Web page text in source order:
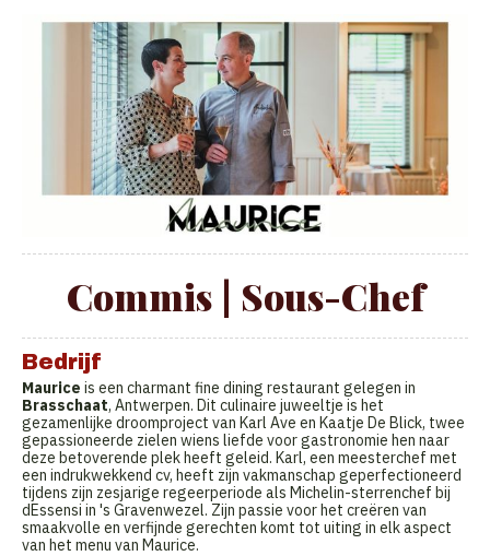
Commis | Sous-Chef
Bedrijf
Maurice is een charmant fine dining restaurant gelegen in
Brasschaat, Antwerpen. Dit culinaire juweeltje is het
gezamenlijke droomproject van Karl Ave en Kaatje De Blick, twee
gepassioneerde zielen wiens liefde voor gastronomie hen naar
deze betoverende plek heeft geleid. Karl, een meesterchef met
een indrukwekkend cv, heeft zijn vakmanschap geperfectioneerd
tijdens zijn zesjarige regeerperiode als Michelin-sterrenchef bij
dEssensi in 's Gravenwezel. Zijn passie voor het creëren van
smaakvolle en verfijnde gerechten komt tot uiting in elk aspect
van het menu van Maurice.